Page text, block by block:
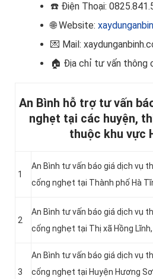
☎️ Điện Thoại:
🌐 Website:
💌 Mail:
🏠 Địa chỉ tư vấn thông
An Bình hỗ trợ tư vấn
nghẹt tại các huyện,
thuộc khu vực
1
An Bình tư vấn báo giá dịch vụ
cống nghẹt tại Thành phố Hà
2
An Bình tư vấn báo giá dịch vụ
cống nghẹt tại Thị xã Hồng
3
An Bình tư vấn báo giá dịch vụ
cống nghẹt tại Huyện Hương